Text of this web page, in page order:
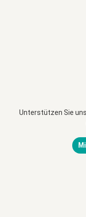
Unterstützen Sie